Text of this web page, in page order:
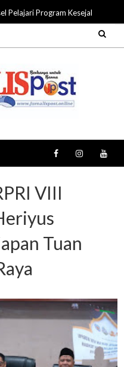
Pelajari Program Kesejahteraan
VIII
Tuan